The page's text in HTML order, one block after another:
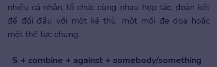
nhiều cá nhân, tổ chức cùng nhau hợp tác, đoàn kết
để đối đầu với một kẻ thù, một mối đe dọa hoặc
một thế lực chung.
S + combine + against + somebody/something